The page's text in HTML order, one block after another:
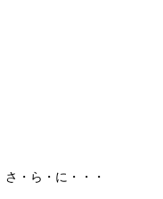
さ・ら・に・・・